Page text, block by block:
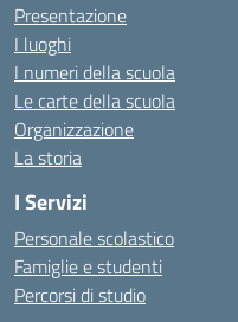
Presentazione
I luoghi
I numeri della scuola
Le carte della scuola
Organizzazione
La storia
I Servizi
Personale scolastico
Famiglie e studenti
Percorsi di studio